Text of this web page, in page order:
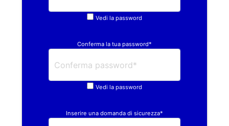
Vedi la password
Conferma la tua password*
Vedi la password
Inserire una domanda di sicurezza*